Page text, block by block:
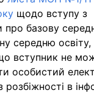
щодо вступу з
про базову
середню освіту,
вступник не
особистий
розбіжності в